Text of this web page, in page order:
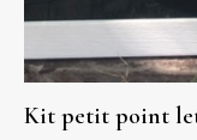
Kit petit point